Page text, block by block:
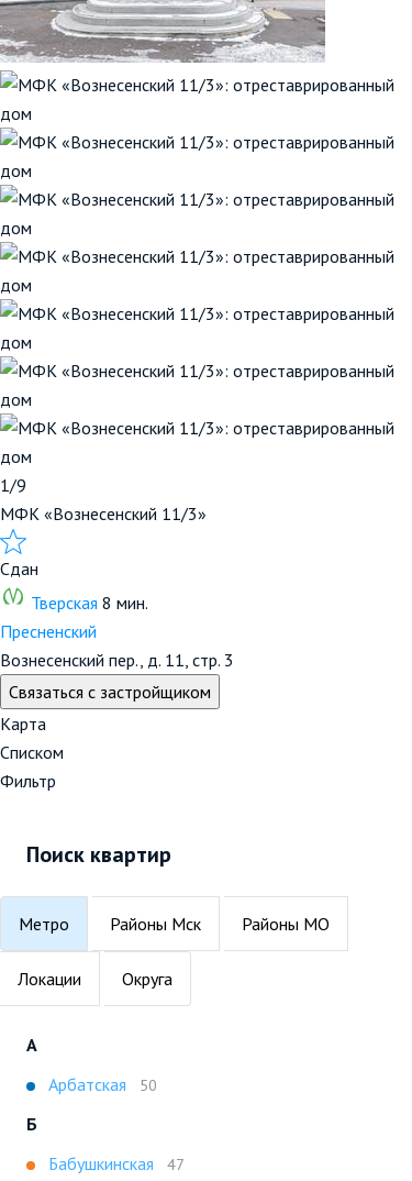
1/9
МФК «Вознесенский 11/3»
Сдан
Тверская 8 мин.
Пресненский
Вознесенский пер., д. 11, стр. 3
Связаться с застройщиком
Карта
Списком
Фильтр
Поиск квартир
Метро Районы Мск Районы МО
Локации Округа
А
Арбатская
50
Б
Бабушкинская
47